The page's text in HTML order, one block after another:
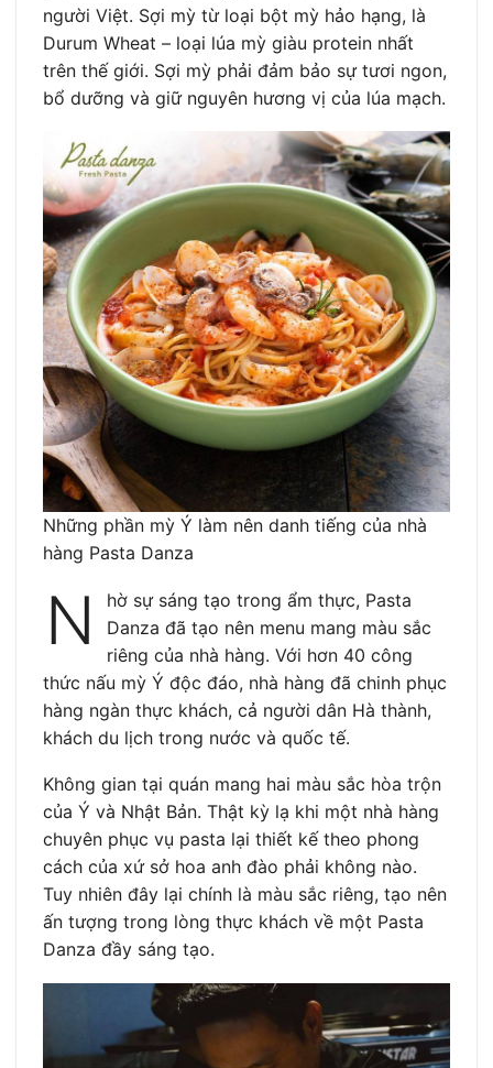
người Việt. Sợi mỳ từ loại bột mỳ hảo hạng, là
Durum Wheat – loại lúa mỳ giàu protein nhất
trên thế giới. Sợi mỳ phải đảm bảo sự tươi ngon,
bổ dưỡng và giữ nguyên hương vị của lúa mạch.
Những phần mỳ Ý làm nên danh tiếng của nhà
hàng Pasta Danza
N
hờ sự sáng tạo trong ẩm thực, Pasta
Danza đã tạo nên menu mang màu sắc
riêng của nhà hàng. Với hơn 40 công
thức nấu mỳ Ý độc đáo, nhà hàng đã chinh phục
hàng ngàn thực khách, cả người dân Hà thành,
khách du lịch trong nước và quốc tế.
Không gian tại quán mang hai màu sắc hòa trộn
của Ý và Nhật Bản. Thật kỳ lạ khi một nhà hàng
chuyên phục vụ pasta lại thiết kế theo phong
cách của xứ sở hoa anh đào phải không nào.
Tuy nhiên đây lại chính là màu sắc riêng, tạo nên
ấn tượng trong lòng thực khách về một Pasta
Danza đầy sáng tạo.